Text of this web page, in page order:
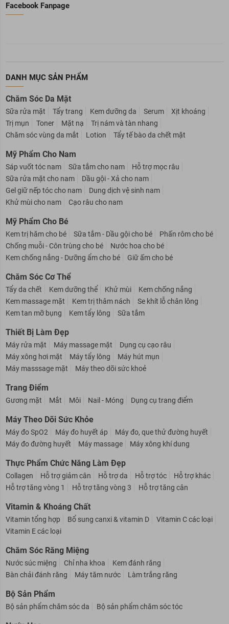
Facebook Fanpage
DANH MỤC SẢN PHẨM
Chăm Sóc Da Mặt
Sữa rửa mặt Tẩy trang Kem dưỡng da Serum
Xịt khoáng
Trị mụn
Toner Mặt nạ
Trị nám và tàn nhang
Chăm sóc vùng da mắt
Lotion Tẩy tế bào da chết mặt
Mỹ Phẩm Cho Nam
Sáp vuốt tóc nam Sữa tắm cho nam
Hỗ trợ mọc râu
Sữa rửa mặt cho nam
Dầu gội - Xả cho nam
Gel giữ nếp tóc cho nam
Dung dịch vệ sinh nam
Khử mùi cho nam
Cạo râu cho nam
Mỹ Phẩm Cho Bé
Kem trị hăm cho bé Sữa tắm - Dầu gội cho bé
Phấn rôm cho bé
Chống muỗi - Côn trùng cho bé
Nước hoa cho bé
Kem chống nắng - Dưỡng ẩm cho bé
Giữ ấm cho bé
Chăm Sóc Cơ Thể
Tẩy da chết Kem dưỡng thể Khử mùi
Kem chống nắng
Kem massage mặt
Kem trị thâm nách
Se khít lỗ chân lông
Kem tan mỡ bụng
Kem tẩy lông Sữa tắm
Thiết Bị Làm Đẹp
Máy rửa mặt Máy massage mặt
Dụng cụ cạo râu
Máy xông hơi mặt
Máy tẩy lông
Máy hút mụn
Máy masssage mặt
Máy theo dõi sức khoẻ
Trang Điểm
Gương mặt Mắt Môi Nail - Móng Dụng cụ trang điểm
Máy Theo Dõi Sức Khỏe
Máy đo SpO2 Máy đo huyết áp
Máy đo, que thử đường huyết
Máy đo đường huyết
Máy massage Máy xông khí dung
Thực Phẩm Chức Năng Làm Đẹp
Collagen Hỗ trợ giảm cân Hỗ trợ da Hỗ trợ tóc
Hỗ trợ khác
Hỗ trợ tăng vòng 1
Hỗ trợ tăng vòng 3 Hỗ trợ tăng cân
Vitamin & Khoáng Chất
Vitamin tổng hợp Bổ sung canxi & vitamin D
Vitamin C các loại
Vitamin E các loại
Chăm Sóc Răng Miệng
Nước súc miệng Chỉ nha khoa
Kem đánh răng
Bàn chải đánh răng
Máy tăm nước Làm trắng răng
Bộ Sản Phẩm
Bộ sản phẩm chăm sóc da Bộ sản phẩm chăm sóc tóc